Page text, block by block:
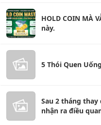
HOLD COIN MÀ
này.
5 Thói Quen
Sau 2 tháng
nhận ra điều